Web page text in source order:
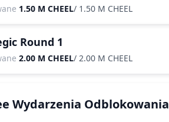
1.50 M CHEEL/ 1.50 M CHEEL
Round 1
2.00 M CHEEL/ 2.00 M CHEEL
Wydarzenia Odblokowania